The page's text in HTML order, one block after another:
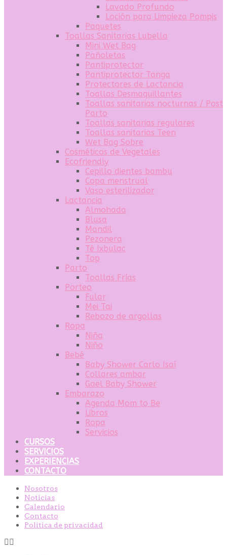
Lavado Profundo
Loción para Limpieza Pompis
Paquetes
Toallas Sanitarias Lubella
Mini Wet Bag
Pañoletas
Pantiprotector
Pantiprotector Tanga
Protectores de Lactancia
Toallas Desmaquillantes
Toallas sanitarias nocturnas / Post
Parto
Toallas sanitarias regulares
Toallas sanitarias Teen
Wet Bag Sobre
Cosméticos de Vegetales
Ecofriendly
Cepillo dientes bambu
Copa menstrual
Vaso esterilizador
Lactancia
Almohada
Blusa
Mandil
Pezonera
Té Ixbulac
Top
Parto
Toallas Frías
Porteo
Fular
Mei Tai
Rebozo de argollas
Ropa
Niña
Niño
Bebé
Baby Shower Carlo Isaí
Collares ambar
Gael Baby Shower
Embarazo
Agenda Mom to Be
Libros
Ropa
Servicios
CURSOS
SERVICIOS
EXPERIENCIAS
CONTACTO
Nosotros
Noticias
Calendario
Contacto
Política de privacidad